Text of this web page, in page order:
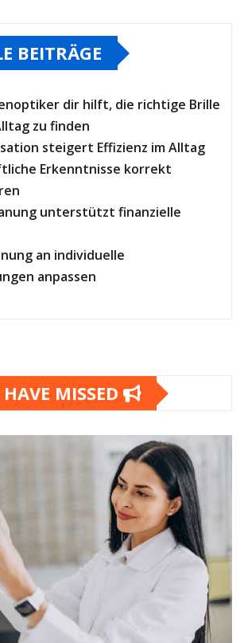
BEITRÄGE
dir hilft, die richtige Brille
zu finden
steigert Effizienz im Alltag
Erkenntnisse korrekt
unterstützt finanzielle
an individuelle
anpassen
MISSED